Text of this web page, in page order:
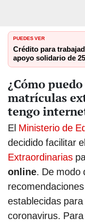
PUEDES VER
Crédito para
apoyo solidario de
¿Cómo
matrículas
tengo
El Ministerio de
decidido facilitar
Extraordinarias
online. De modo
establecidas
coronavirus.